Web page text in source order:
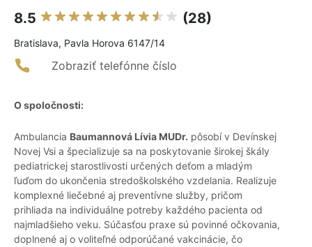
8.5 (28)
Bratislava, Pavla Horova 6147/14
Zobraziť telefónne číslo
O spoločnosti:
Ambulancia Baumannová Lívia MUDr. pôsobí v Devínskej
Novej Vsi a špecializuje sa na poskytovanie širokej škály
pediatrickej starostlivosti určených deťom a mladým
ľuďom do ukončenia stredoškolského vzdelania. Realizuje
komplexné liečebné aj preventívne služby, pričom
prihliada na individuálne potreby každého pacienta od
najmladšieho veku. Súčasťou praxe sú povinné očkovania,
doplnené aj o voliteľné odporúčané vakcinácie, čo